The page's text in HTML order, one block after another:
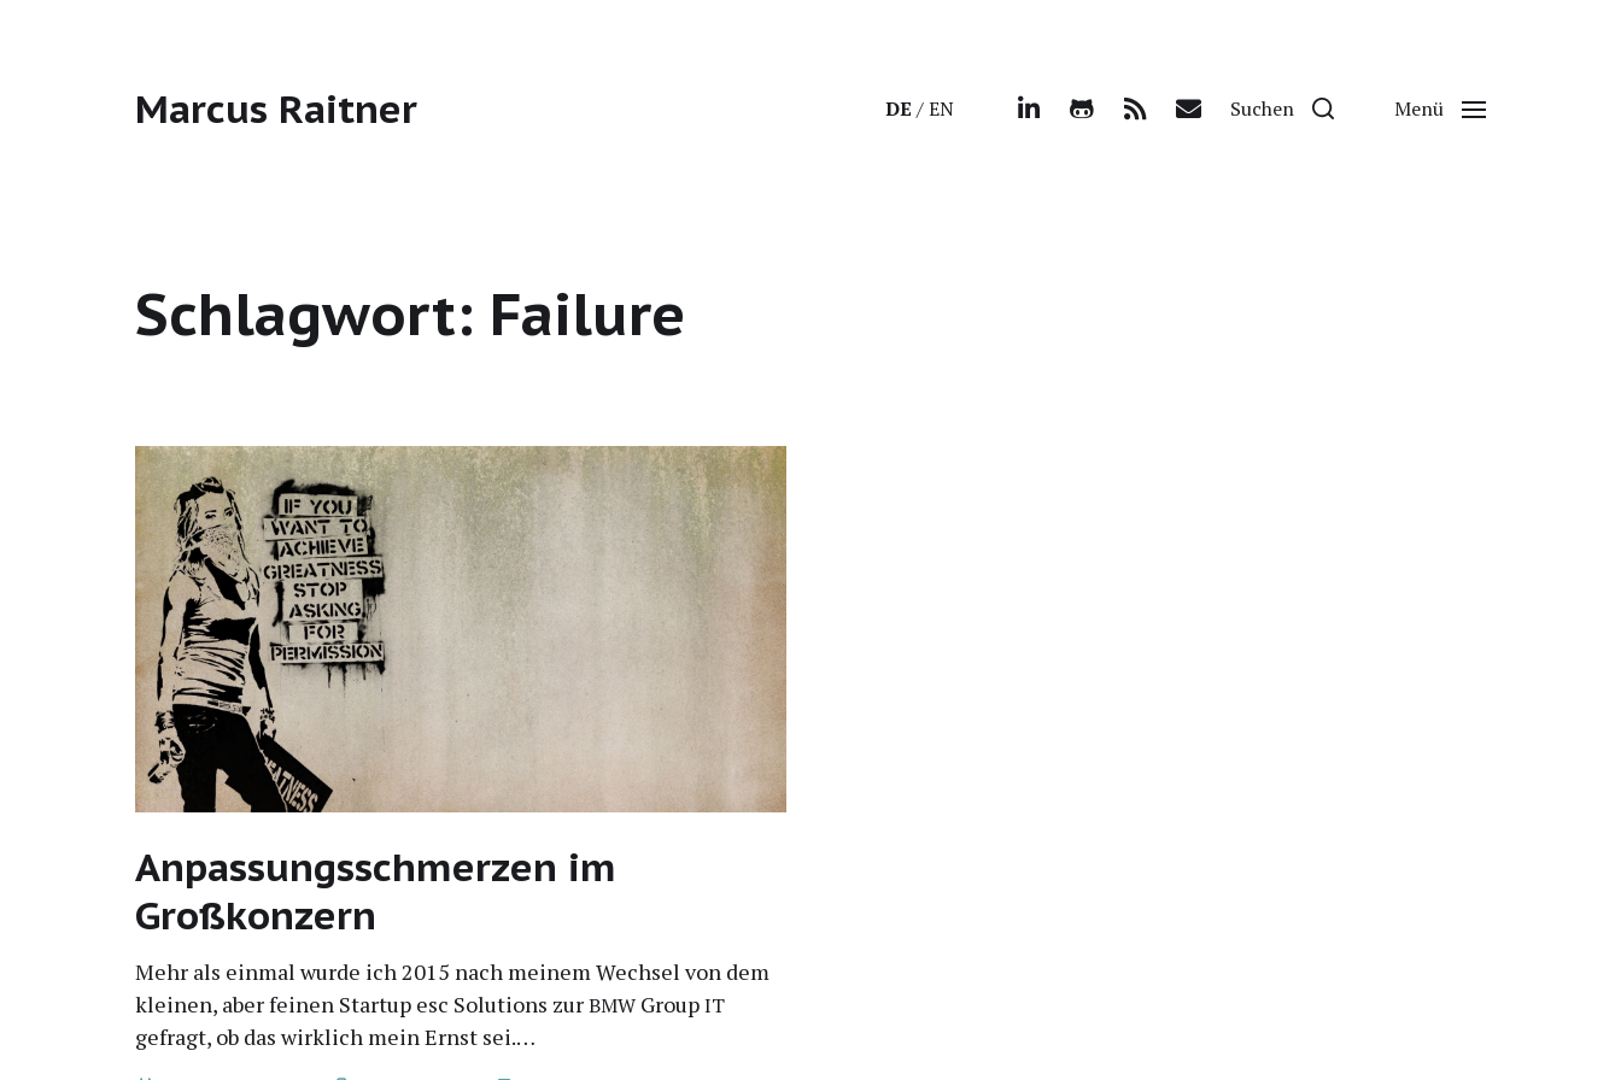
Marcus Raitner DE EN Suchen Menü
Schlagwort: Failure
Anpassungsschmerzen im
Großkonzern
Mehr als ein­mal wur­de ich 2015 nach mei­nem Wech­sel von dem
klei­nen, aber fei­nen Start­up esc Solu­ti­ons zurBMW GroupIT
gefragt, ob das wirk­lich mein Ernst sei.…